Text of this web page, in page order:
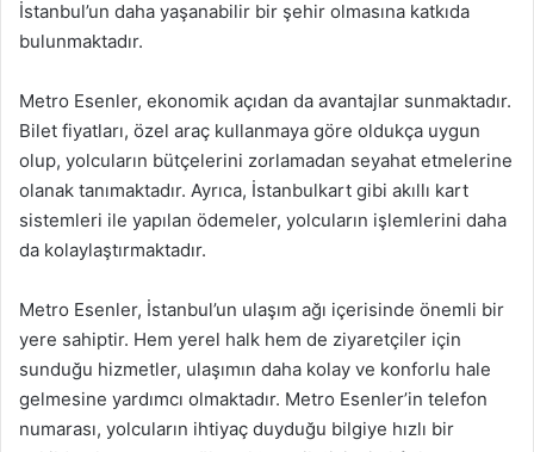
İstanbul’un daha yaşanabilir bir şehir olmasına katkıda
bulunmaktadır.
Metro Esenler, ekonomik açıdan da avantajlar sunmaktadır.
Bilet fiyatları, özel araç kullanmaya göre oldukça uygun
olup, yolcuların bütçelerini zorlamadan seyahat etmelerine
olanak tanımaktadır. Ayrıca, İstanbulkart gibi akıllı kart
sistemleri ile yapılan ödemeler, yolcuların işlemlerini daha
da kolaylaştırmaktadır.
Metro Esenler, İstanbul’un ulaşım ağı içerisinde önemli bir
yere sahiptir. Hem yerel halk hem de ziyaretçiler için
sunduğu hizmetler, ulaşımın daha kolay ve konforlu hale
gelmesine yardımcı olmaktadır. Metro Esenler’in telefon
numarası, yolcuların ihtiyaç duyduğu bilgiye hızlı bir